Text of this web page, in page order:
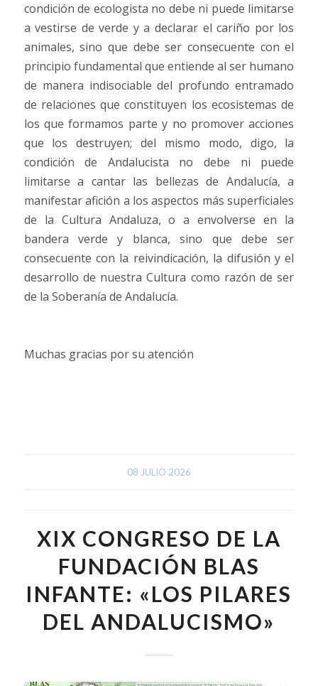
condición de ecologista no debe ni puede limitarse
a vestirse de verde y a declarar el cariño por los
animales, sino que debe ser consecuente con el
principio fundamental que entiende al ser humano
de manera indisociable del profundo entramado
de relaciones que constituyen los ecosistemas de
los que formamos parte y no promover acciones
que los destruyen; del mismo modo, digo, la
condición de Andalucista no debe ni puede
limitarse a cantar las bellezas de Andalucía, a
manifestar afición a los aspectos más superficiales
de la Cultura Andaluza, o a envolverse en la
bandera verde y blanca, sino que debe ser
consecuente con la reivindicación, la difusión y el
desarrollo de nuestra Cultura como razón de ser
de la Soberanía de Andalucía.
Muchas gracias por su atención
08 JULIO 2026
XIX CONGRESO DE LA
FUNDACIÓN BLAS
INFANTE: «LOS PILARES
DEL ANDALUCISMO»